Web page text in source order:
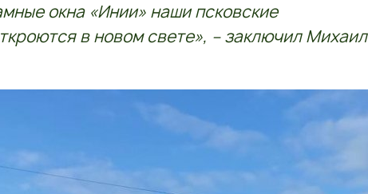
окна «Инии» наши псковские
в новом свете», – заключил Михаил